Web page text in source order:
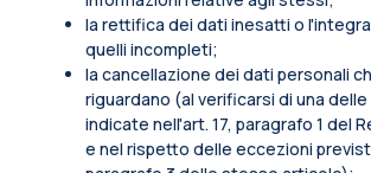
la rettifica dei dati inesatti o
quelli incompleti;
la cancellazione dei dati personali
riguardano (al verificarsi di una
indicate nell'art. 17, paragrafo 1 del
e nel rispetto delle eccezioni